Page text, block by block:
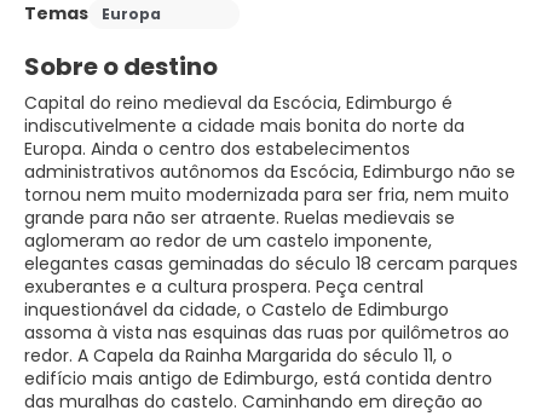
Temas
Europa
Sobre o destino
Capital do reino medieval da Escócia, Edimburgo é
indiscutivelmente a cidade mais bonita do norte da
Europa. Ainda o centro dos estabelecimentos
administrativos autônomos da Escócia, Edimburgo não se
tornou nem muito modernizada para ser fria, nem muito
grande para não ser atraente. Ruelas medievais se
aglomeram ao redor de um castelo imponente,
elegantes casas geminadas do século 18 cercam parques
exuberantes e a cultura prospera. Peça central
inquestionável da cidade, o Castelo de Edimburgo
assoma à vista nas esquinas das ruas por quilômetros ao
redor. A Capela da Rainha Margarida do século 11, o
edifício mais antigo de Edimburgo, está contida dentro
das muralhas do castelo. Caminhando em direção ao